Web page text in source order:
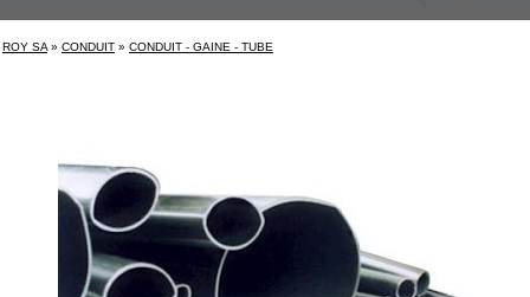
ROY SA » CONDUIT » CONDUIT - GAINE - TUBE